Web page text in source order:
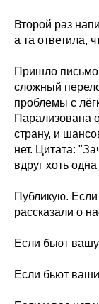
Второй раз
а та ответила,
Пришло письмо
сложный
проблемы с
Парализована
страну, и
нет. Цитата:
вдруг хоть
Публикую.
рассказали о
Если бьют
Если бьют